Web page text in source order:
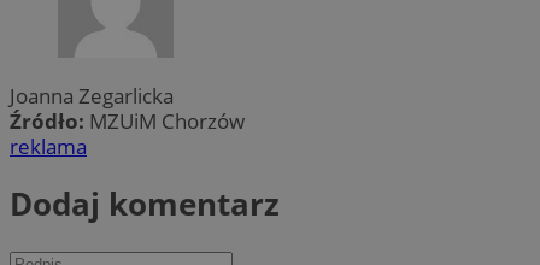
Joanna Zegarlicka
Źródło: MZUiM Chorzów
reklama
Dodaj komentarz